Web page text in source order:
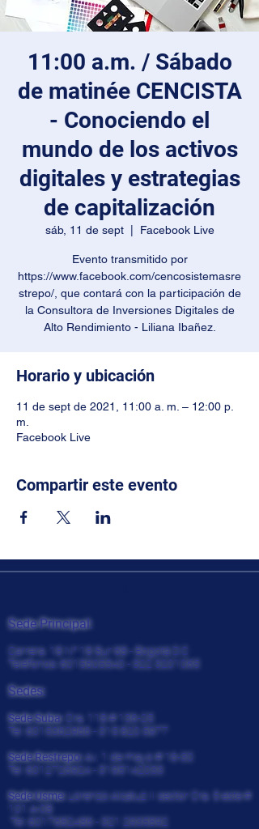
11:00 a.m. / Sábado
de matinée CENCISTA
- Conociendo el
mundo de los activos
digitales y estrategias
de capitalización
sáb, 11 de sept
  |
Facebook Live
Evento transmitido por
https://www.facebook.com/cencosistemasre
strepo/, que contará con la participación de
la Consultora de Inversiones Digitales de
Alto Rendimiento - Liliana Ibañez.
Horario y ubicación
11 de sept de 2021, 11:00 a. m. – 12:00 p.
m.
Facebook Live
Compartir este evento
Sede Principal:
Carrera. 18 N° 18 Sur 68 - Bogotá D.C
Teléfonos: 6015605540 - 322 3201065
Sedes:
Sede Suba: Cra. 118 # 136-25
Tel: 6015362966 - 315 820 5977
Sede Restrepo: Av. 1 de mayo # 16-30
Tel: 6012726924- 3195142033
Sede Usme: Lorenzo Alcatuz II sector Cra. 5 este #
101 A-08
Tel: 6017682486 - 321 2935892